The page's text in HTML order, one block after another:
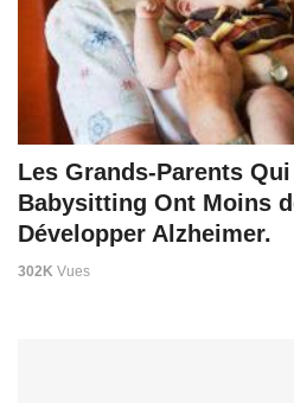
Les Grands-Parents
Babysitting Ont Moins
Développer Alzheimer.
302K Vues